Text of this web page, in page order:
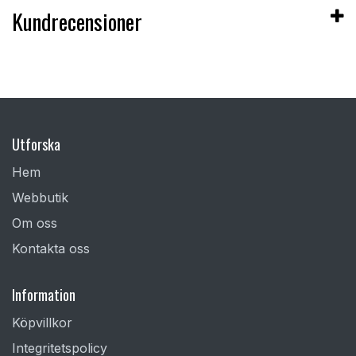
Kundrecensioner
Utforska
Hem
Webbutik
Om oss
Kontakta oss
Information
Köpvillkor
Integritetspolicy